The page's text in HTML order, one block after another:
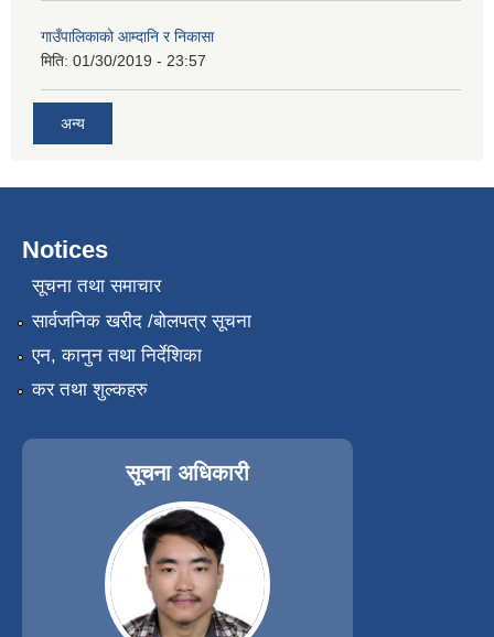
गाउँपालिकाको आम्दानि र निकासा
मिति: 01/30/2019 - 23:57
अन्य
Notices
सूचना तथा समाचार
सार्वजनिक खरीद /बोलपत्र सूचना
एन, कानुन तथा निर्देशिका
कर तथा शुल्कहरु
सूचना अधिकारी